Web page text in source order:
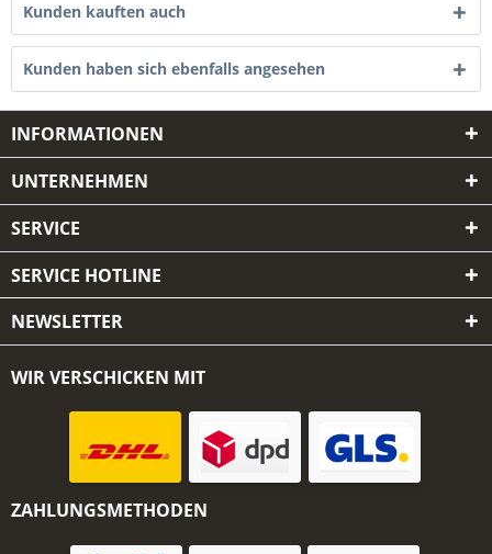
Kunden kauften auch
Kunden haben sich ebenfalls angesehen
INFORMATIONEN
UNTERNEHMEN
SERVICE
SERVICE HOTLINE
NEWSLETTER
WIR VERSCHICKEN MIT
ZAHLUNGSMETHODEN